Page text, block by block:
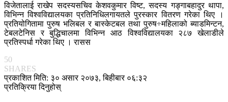
विजेतालाई राखेप सदस्यसचिव केशवकुमार विष्ट, सदस्य गङ्गाबहादुर थापा,
विभिन्न विश्वविद्यालयका प्रतिनिधिलगायतले पुरस्कार वितरण गरेका थिए ।
प्रतियोगितामा पुरुष भलिबल र बास्केटबल तथा पुरुष÷महिलाको ब्याडमिन्टन,
टेबलटेनिस र बुद्धिचालमा विभिन्न आठ विश्वविद्यालयका २८७ खेलाडीले
प्रतिस्पर्धा गरेका थिए । रासस
50
SHARES
प्रकाशित मिति: ३० असार २०७३, बिहीबार ०६:३२
प्रतिक्रिया दिनुहोस्